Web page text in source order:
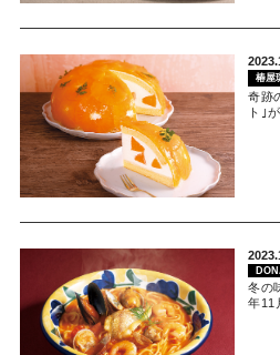
椿屋
奇跡
ト｣
冬の
年11